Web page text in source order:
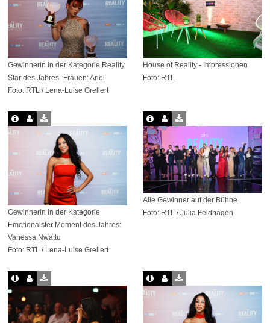
Gewinnerin in der Kategorie Reality
Star des Jahres- Frauen: Ariel
Foto: RTL / Lena-Luise Grellert
House of Reality - Impressionen
Foto: RTL
Gewinnerin in der Kategorie
Emotionalster Moment des Jahres:
Vanessa Nwattu
Foto: RTL / Lena-Luise Grellert
Alle Gewinner auf der Bühne
Foto: RTL / Julia Feldhagen